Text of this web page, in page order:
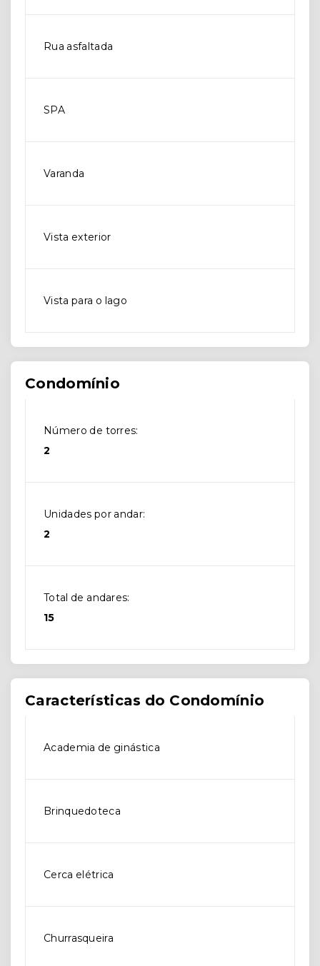
Rua asfaltada
SPA
Varanda
Vista exterior
Vista para o lago
Condomínio
Número de torres:
2
Unidades por andar:
2
Total de andares:
15
Características do Condomínio
Academia de ginástica
Brinquedoteca
Cerca elétrica
Churrasqueira